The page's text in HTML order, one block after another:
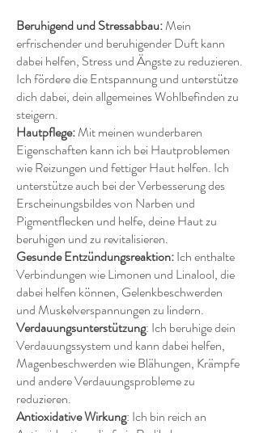
Beruhigend und Stressabbau:Mein
erfrischender und beruhigender Duft kann
dabei helfen, Stress und Ängste zu reduzieren.
Ich fördere die Entspannung und unterstütze
dich dabei, dein allgemeines Wohlbefinden zu
steigern.
Hautpflege:Mit meinen wunderbaren
Eigenschaften kann ich bei Hautproblemen
wie Reizungen und fettiger Haut helfen. Ich
unterstütze auch bei der Verbesserung des
Erscheinungsbildes von Narben und
Pigmentflecken und helfe, deine Haut zu
beruhigen und zu revitalisieren.
Gesunde Entzündungsreaktion:Ich enthalte
Verbindungen wie Limonen und Linalool, die
dabei helfen können, Gelenkbeschwerden
und Muskelverspannungen zu lindern.
Verdauungsunterstützung: Ich beruhige dein
Verdauungssystem und kann dabei helfen,
Magenbeschwerden wie Blähungen, Krämpfe
und andere Verdauungsprobleme zu
reduzieren.
Antioxidative Wirkung: Ich bin reich an